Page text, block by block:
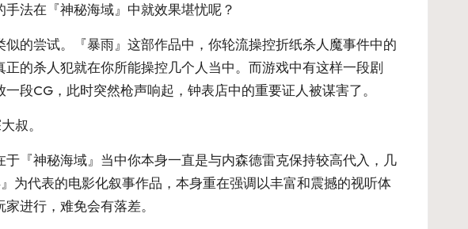
法在『神秘海域』中就效果堪忧呢？
的尝试。『暴雨』这部作品中，你轮流操控折纸杀人魔事件中的
的杀人犯就在你所能操控几个人当中。而游戏中有这样一段剧
段CG，此时突然枪声响起，钟表店中的重要证人被谋害了。
叔。
『神秘海域』当中你本身一直是与内森德雷克保持较高代入，几
为代表的电影化叙事作品，本身重在强调以丰富和震撼的视听体
进行，难免会有落差。